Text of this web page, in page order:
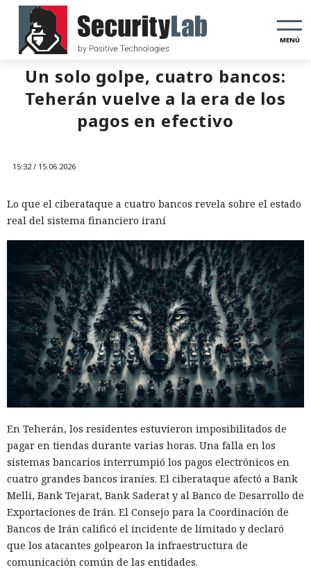
MENÚ
Un solo golpe, cuatro bancos:
Teherán vuelve a la era de los
pagos en efectivo
15:32 / 15.06.2026
Lo que el ciberataque a cuatro bancos revela sobre el estado
real del sistema financiero iraní
En Teherán, los residentes estuvieron imposibilitados de
pagar en tiendas durante varias horas. Una falla en los
sistemas bancarios interrumpió los pagos electrónicos en
cuatro grandes bancos iraníes. El ciberataque afectó a Bank
Melli, Bank Tejarat, Bank Saderat y al Banco de Desarrollo de
Exportaciones de Irán. El Consejo para la Coordinación de
Bancos de Irán calificó el incidente de limitado y declaró
que los atacantes golpearon la infraestructura de
comunicación común de las entidades.